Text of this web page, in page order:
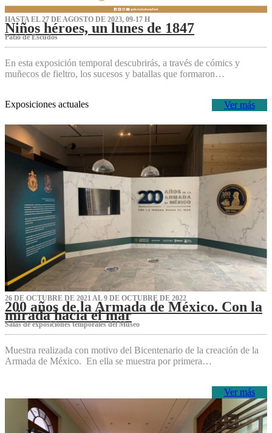
HASTA EL 27 DE AGOSTO DE 2023, 09-17 H
Niños héroes, un lunes de 1847
Patio de Escudos
En esta exposición temporal descubrirás, a través de cómics y
muñecos de fieltro, los sucesos y batallas que formaron…
Ver más
Exposiciones actuales
26 DE OCTUBRE DE 2021 AL 9 DE OCTUBRE DE 2022
200 años de la Armada de México. Con la
mirada hacia el mar
Salas de exposiciones temporales del Museo‌
Muestra realizada con motivo del Bicentenario de la creación de la
Armada de México. En ella se muestra por primera…
Ver más